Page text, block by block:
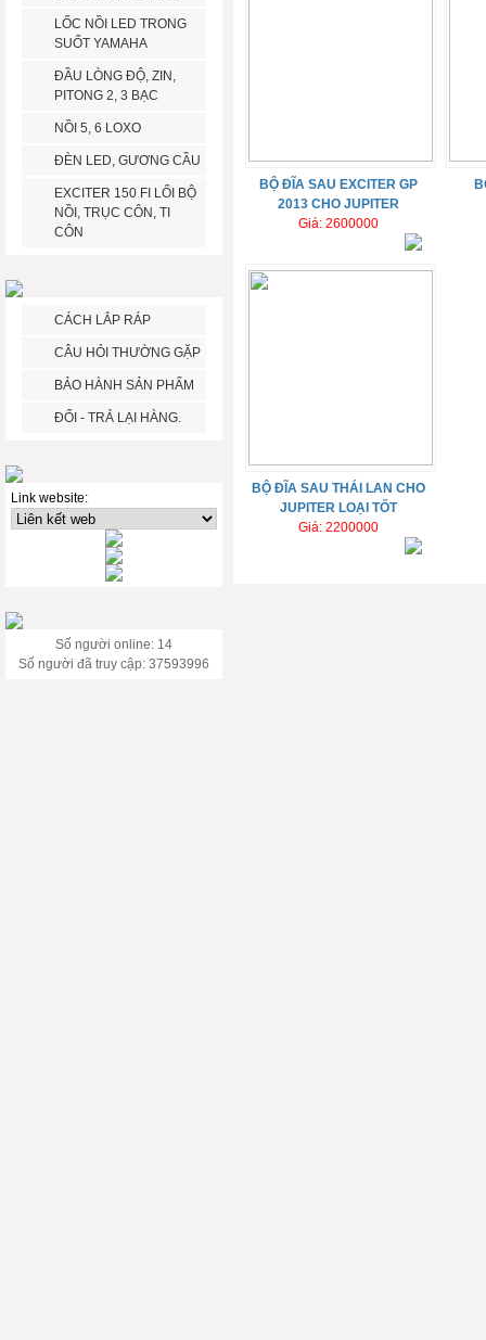
LỐC NỒI LED TRONG
SUỐT YAMAHA
ĐẦU LÒNG ĐỘ, ZIN,
PITONG 2, 3 BẠC
NỒI 5, 6 LOXO
ĐÈN LED, GƯƠNG CẦU
EXCITER 150 FI LỔI BỘ
NỒI, TRỤC CÔN, TI
CÔN
CÁCH LẮP RÁP
CÂU HỎI THƯỜNG GẶP
BẢO HÀNH SẢN PHẨM
ĐỔI - TRẢ LẠI HÀNG.
Link website:
Số người online: 14
Số người đã truy cập: 37593996
BỘ ĐĨA SAU EXCITER GP
2013 CHO JUPITER
Giá: 2600000
BỘ ĐĨA SAU THÁI LAN CHO
JUPITER LOẠI TỐT
Giá: 2200000